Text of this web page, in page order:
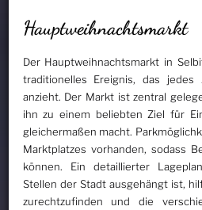
Hauptweihnachtsmarkt
Der Hauptweihnachtsmarkt in
traditionelles Ereignis, das jedes
anzieht. Der Markt ist zentral
ihn zu einem beliebten Ziel für
gleichermaßen macht.
Marktplatzes vorhanden, sodass
können. Ein detaillierter
Stellen der Stadt ausgehängt ist,
zurechtzufinden und die